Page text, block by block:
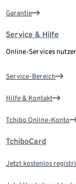
Garantie
Service & Hilfe
Online-Services
Service-Bereich
Hilfe & Kontakt
Tchibo Online-Konto
TchiboCard
Jetzt kostenlos